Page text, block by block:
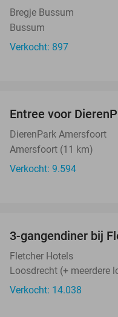
Bregje Bussum
Bussum
Verkocht: 897
Entree voor
DierenPark Amersfoort
Amersfoort (11 km)
Verkocht: 9.594
3-gangendiner bij
Fletcher Hotels
Loosdrecht (+ meerdere
Verkocht: 14.038